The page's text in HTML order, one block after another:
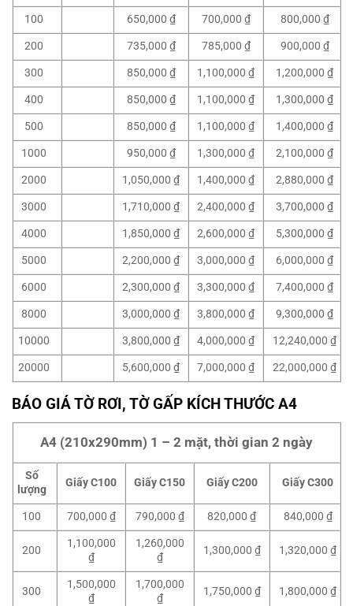
100 650,000 ₫ 700,000 ₫
800,000 ₫
200
735,000 ₫ 785,000 ₫
900,000 ₫
300
850,000 ₫ 1,100,000 ₫
1,200,000 ₫
400
850,000 ₫ 1,100,000 ₫
1,300,000 ₫
500
850,000 ₫ 1,100,000 ₫
1,400,000 ₫
1000
950,000 ₫ 1,300,000 ₫
2,100,000 ₫
2000
1,050,000 ₫ 1,400,000 ₫
2,880,000 ₫
3000
1,710,000 ₫ 2,400,000 ₫
3,700,000 ₫
4000
1,850,000 ₫ 2,600,000 ₫
5,300,000 ₫
5000
2,200,000 ₫ 3,000,000 ₫
6,000,000 ₫
6000
2,300,000 ₫ 3,300,000 ₫
7,400,000 ₫
8000
3,000,000 ₫ 3,800,000 ₫
9,300,000 ₫
10000
3,800,000 ₫ 4,000,000 ₫
12,240,000 ₫
20000
5,600,000 ₫ 7,000,000 ₫ 22,000,000 ₫
BÁO GIÁ TỜ RƠI, TỜ GẤP KÍCH THƯỚC A4
A4 (210x290mm) 1 – 2 mặt, thời gian 2 ngày
Số
lượng
Giấy C100 Giấy C150 Giấy C200 Giấy C300
100 700,000 ₫ 790,000 ₫ 820,000 ₫ 840,000 ₫
200
1,100,000
₫
1,260,000
₫
1,300,000 ₫ 1,320,000 ₫
300
1,500,000
₫
1,700,000
₫
1,750,000 ₫ 1,800,000 ₫